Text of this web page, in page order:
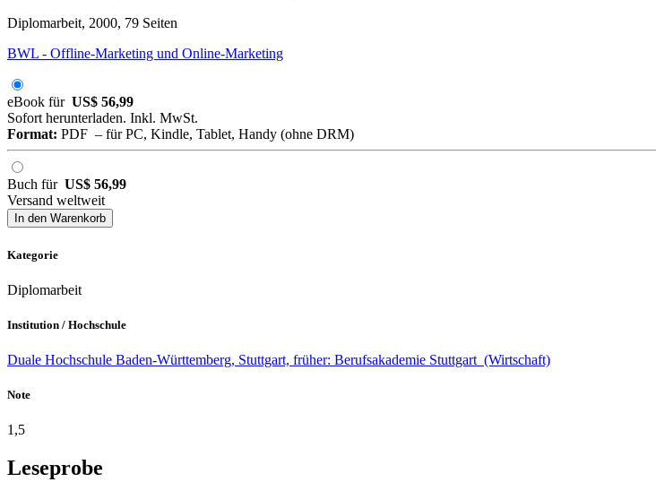
Diplomarbeit, 2000, 79 Seiten
BWL - Offline-Marketing und Online-Marketing
eBook für US$ 56,99
Sofort herunterladen. Inkl. MwSt.
Format: PDF – für PC, Kindle, Tablet, Handy (ohne DRM)
Buch für US$ 56,99
Versand weltweit
In den Warenkorb
Kategorie
Diplomarbeit
Institution / Hochschule
Duale Hochschule Baden-Württemberg, Stuttgart, früher: Berufsakademie Stuttgart (Wirtschaft)
Note
1,5
Leseprobe